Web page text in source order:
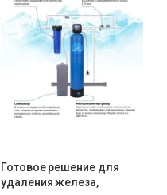
Готовое решение для
удаления железа,